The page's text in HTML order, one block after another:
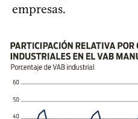
empresas.